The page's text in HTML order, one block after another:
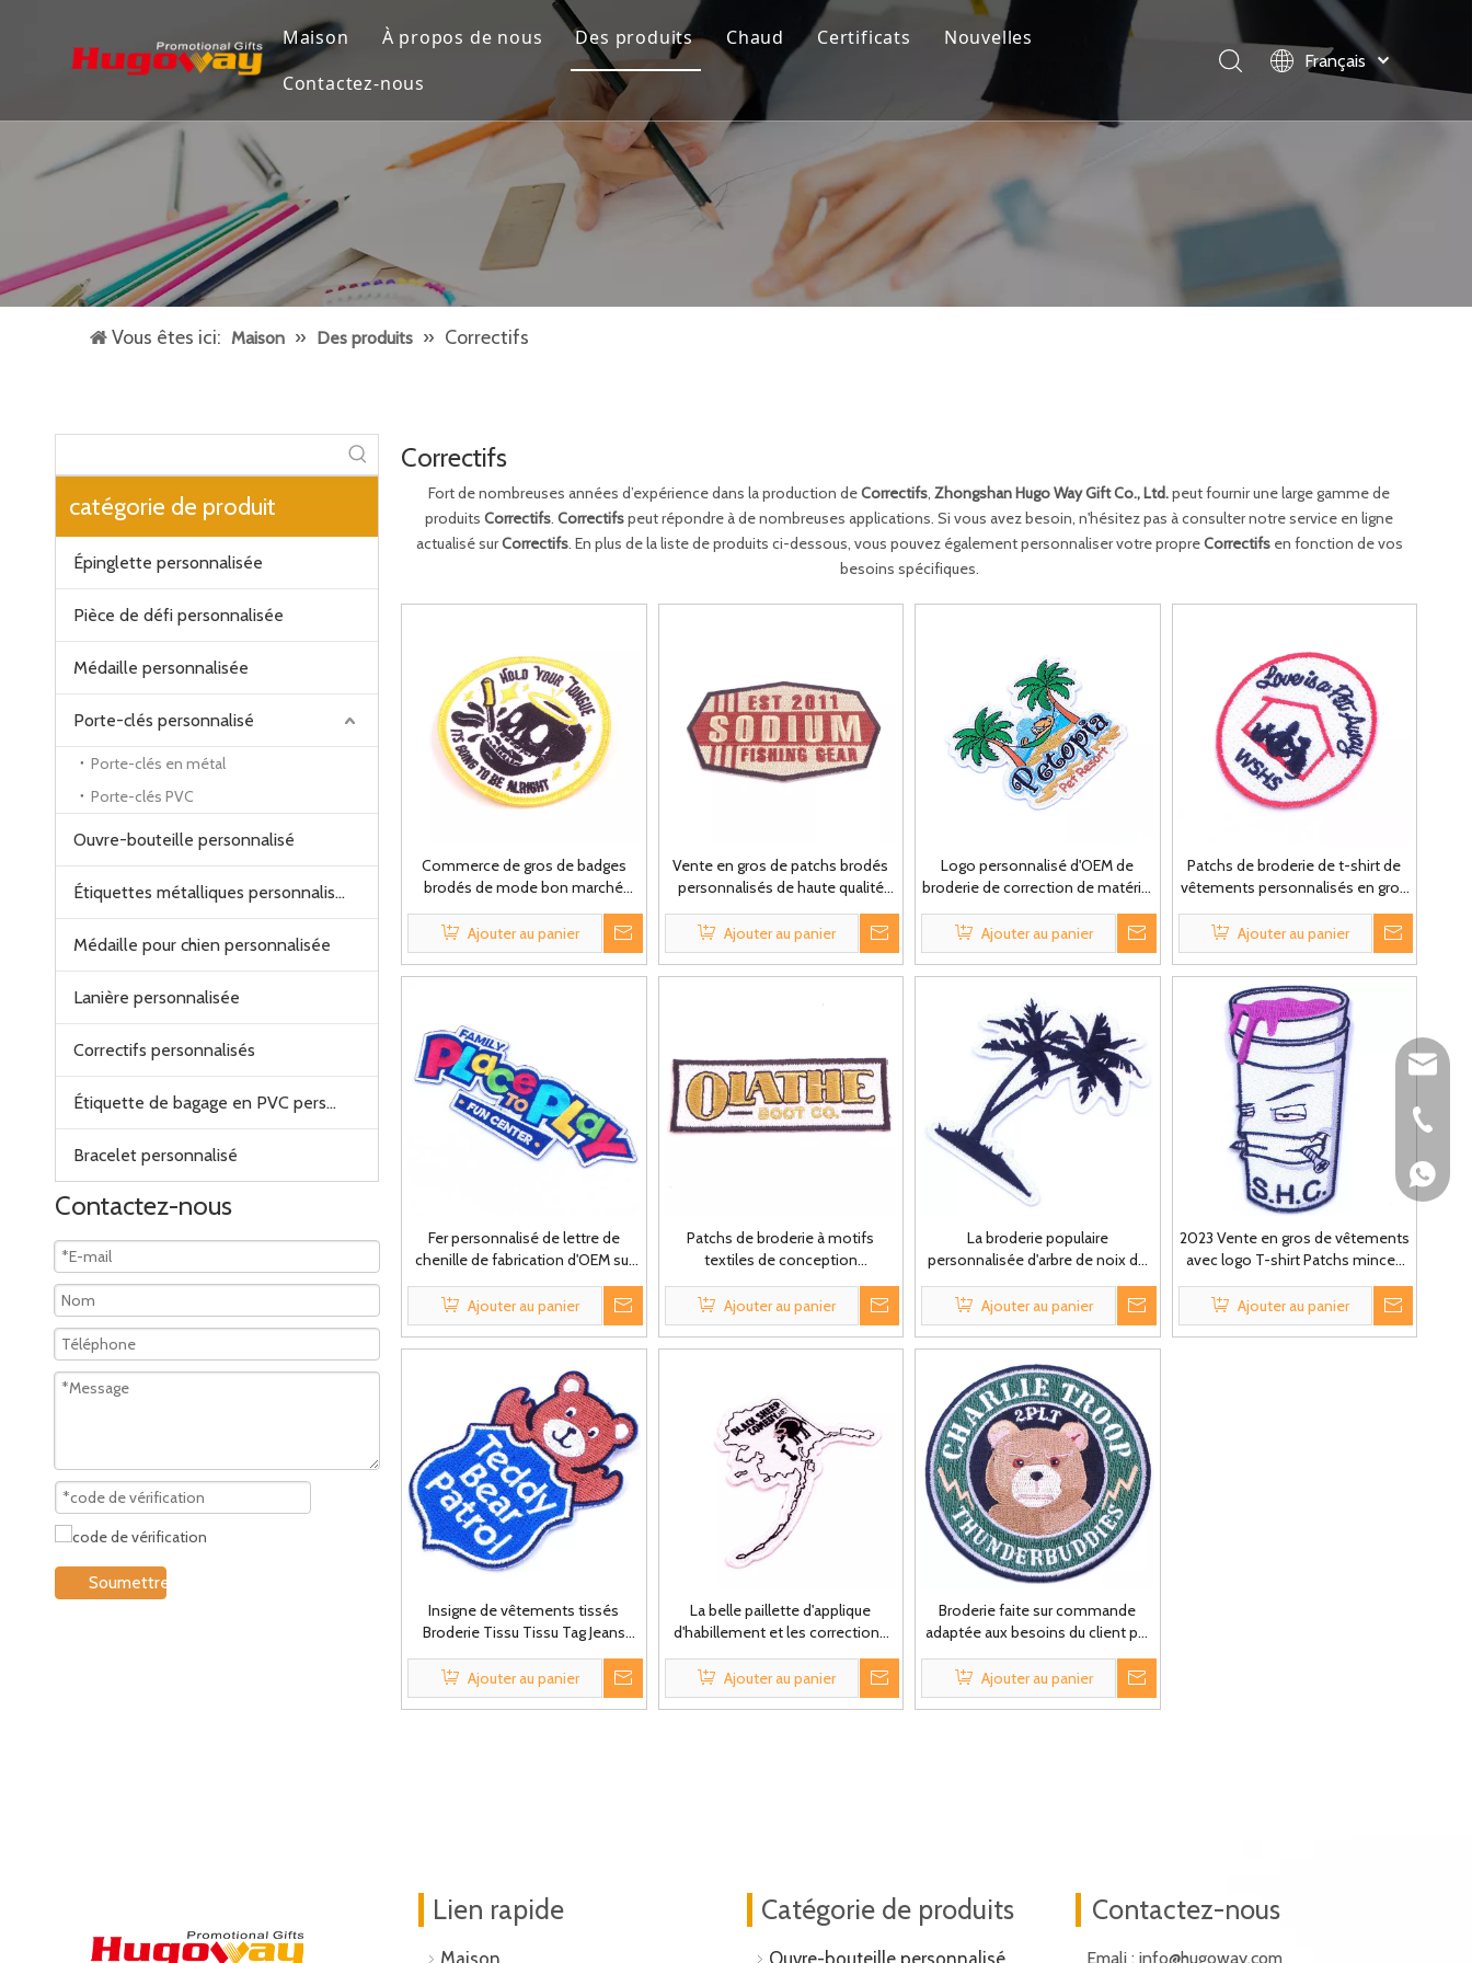
Maison À propos de nous Des produits
Épinglette personnalisée
Pièce de défi personnalisée
Médaille personnalisée
Porte-clés personnalisé
Ouvre-bouteille personnalisé
Étiquette de bagage en PVC personnalisée
Chaud Certificats
Nouvelles
Contactez-nous
Français
العربية
Português
Deutsch
Italiano
日本語
Vous êtes ici: Maison » Des produits » Correctifs
catégorie de produit
Épinglette personnalisée
Pièce de défi personnalisée
Médaille personnalisée
Porte-clés personnalisé
Porte-clés en métal
Porte-clés PVC
Ouvre-bouteille personnalisé
Étiquettes métalliques personnalisées
Médaille pour chien personnalisée
Lanière personnalisée
Correctifs personnalisés
Étiquette de bagage en PVC personnalisée
Bracelet personnalisé
Contactez-nous
Soumettre
Correctifs
Fort de nombreuses années d’expérience dans la production deCorrectifs, Zhongshan Hugo Way Gift Co., Ltd.peut fournir une large gamme de
produits Correctifs. Correctifspeut répondre à de nombreuses applications. Si vous avez besoin, n'hésitez pas à consulter notre service en ligne
actualisé surCorrectifs. En plus de la liste de produits ci-dessous, vous pouvez également personnaliser votre propreCorrectifsen fonction de vos
besoins spécifiques.
Commerce de gros de badges
brodés de mode bon marché
personnalisés Broderie
personnalisée
Ajouter au panier
Vente en gros de patchs brodés
personnalisés de haute qualité
Badges de broderie Logos
personnalisés
Ajouter au panier
Logo personnalisé d'OEM de
broderie de correction de matériel
de coton d'abeille de sport pour
l'habillement
Ajouter au panier
Patchs de broderie de t-shirt de
vêtements personnalisés en gros
pour les chemises
Ajouter au panier
Fer personnalisé de lettre de
chenille de fabrication d'OEM sur
des corrections
Ajouter au panier
Patchs de broderie à motifs
textiles de conception
personnalisée de mode célèbre
Ajouter au panier
La broderie populaire
personnalisée d'arbre de noix de
coco de mode personnalisée
cousent sur des corrections
Ajouter au panier
2023 Vente en gros de vêtements
avec logo T-shirt Patchs minces
tissés en 3D personnalisés
Ajouter au panier
Insigne de vêtements tissés
Broderie Tissu Tissu Tag Jeans
Correctifs
Ajouter au panier
La belle paillette d'applique
d'habillement et les corrections
animales faites sur commande de
broderie de perle pour
l'habillement
Ajouter au panier
Broderie faite sur commande
adaptée aux besoins du client par
conception libre de main de
corrections pour l'habillement
Ajouter au panier
+86-
86-
Lien rapide
Maison
Catégorie de produits
Ouvre-bouteille personnalisé
Contactez-nous
Emali : info@hugoway.com